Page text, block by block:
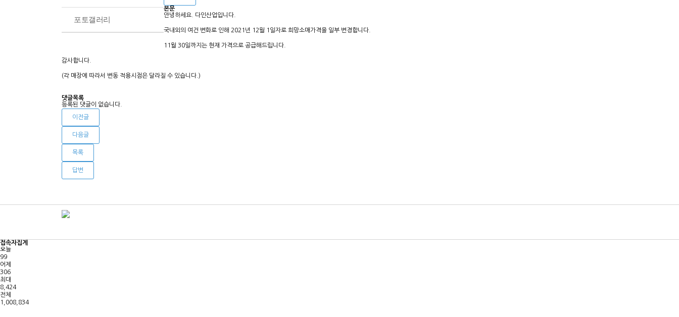
포토갤러리
본문
안녕하세요. 다인산업입니다.
국내외의 여건 변화로 인해 2021년 12월 1일자로 희망소매가격을 일부 변경합니다.
11월 30일까지는 현재 가격으로 공급해드립니다.
감사합니다.
(각 매장에 따라서 변동 적용시점은 달라질 수 있습니다.)
댓글목록
등록된 댓글이 없습니다.
이전글
다음글
목록
답변
접속자집계
오늘
99
어제
306
최대
8,424
전체
1,008,834